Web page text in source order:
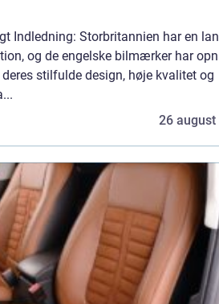
Indledning: Storbritannien har en
og de engelske bilmærker har
stilfulde design, høje kvalitet og
26 august